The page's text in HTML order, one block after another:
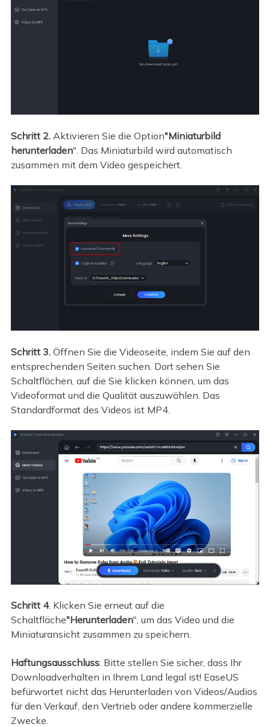
Schritt 2.Aktivieren Sie die Option"Miniaturbild
herunterladen". Das Miniaturbild wird automatisch
zusammen mit dem Video gespeichert.
Schritt 3.Öffnen Sie die Videoseite, indem Sie auf den
entsprechenden Seiten suchen. Dort sehen Sie
Schaltflächen, auf die Sie klicken können, um das
Videoformat und die Qualität auszuwählen. Das
Standardformat des Videos ist MP4.
Schritt 4. Klicken Sie erneut auf die
Schaltfläche"Herunterladen", um das Video und die
Miniaturansicht zusammen zu speichern.
Haftungsausschluss: Bitte stellen Sie sicher, dass Ihr
Downloadverhalten in Ihrem Land legal ist! EaseUS
befürwortet nicht das Herunterladen von Videos/Audios
für den Verkauf, den Vertrieb oder andere kommerzielle
Zwecke.